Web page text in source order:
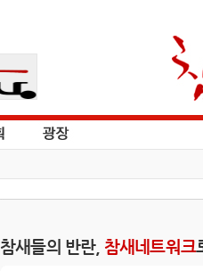
참새들의 반란, 참새네트워크